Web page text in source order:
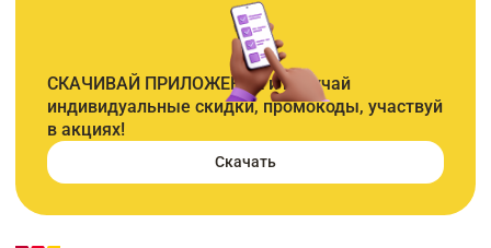
СКАЧИВАЙ ПРИЛОЖЕНИЕ и получай
индивидуальные скидки, промокоды, участвуй
в акциях!
Скачать